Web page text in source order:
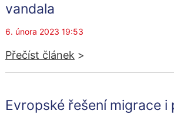
vandala
6. února 2023 19:53
Přečíst článek >
Evropské řešení migrace i